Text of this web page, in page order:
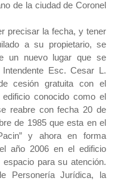
de la ciudad de Coronel
precisar la fecha, y tener
a su propietario, se
un nuevo lugar que se
Esc. Cesar L.
cesión gratuita con el
conocido como el
reabre con fecha 20 de
de 1985 que esta en el
y ahora en forma
año 2006 en el edificio
espacio para su atención.
Personería Jurídica, la